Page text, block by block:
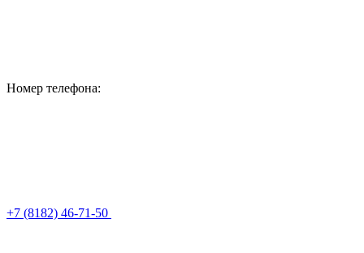
Номер телефона:
+7 (8182) 46-71-50